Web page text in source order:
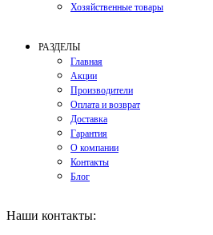
Хозяйственные товары
РАЗДЕЛЫ
Главная
Акции
Производители
Оплата и возврат
Доставка
Гарантия
О компании
Контакты
Блог
Наши контакты: